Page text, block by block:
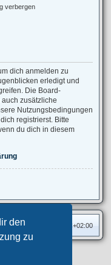
den
zu
verbergen
dich anmelden zu
erledigt und
Die Board-
zusätzliche
Nutzungsbedingungen
registrierst. Bitte
du dich in diesem
Alle Zeiten sind UTC+02:00